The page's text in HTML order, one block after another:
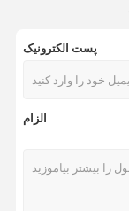
پست الکترونیک
الزام